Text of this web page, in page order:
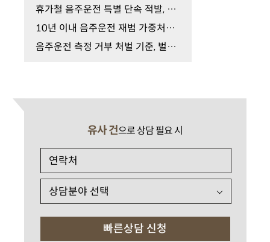
휴가철 음주운전 특별 단속 적발, 숙취운전도? 지금 …
10년 이내 음주운전 재범 가중처벌의 공포, 구속 수사…
음주운전 측정 거부 처벌 기준, 벌금 가능할까? 실형 …
유사 건으로 상담 필요 시